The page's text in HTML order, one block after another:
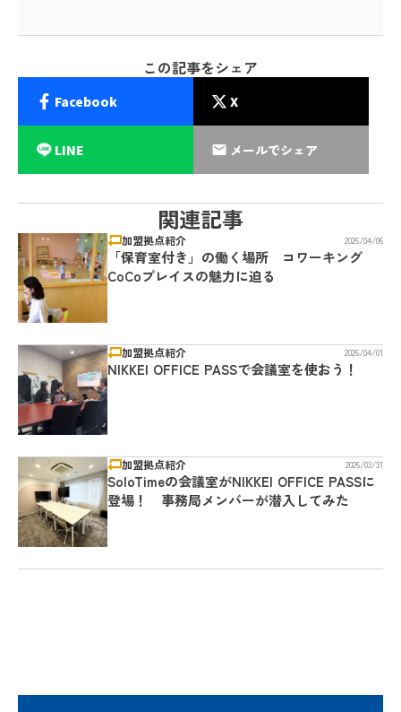
この記事をシェア
Facebook X
LINE email メールでシェア
関連記事
加盟拠点紹介 2026/04/06
「保育室付き」の働く場所 コワーキング
CoCoプレイスの魅力に迫る
加盟拠点紹介 2026/04/01
NIKKEI OFFICE PASSで会議室を使おう！
加盟拠点紹介 2026/03/31
SoloTimeの会議室がNIKKEI OFFICE PASSに
登場！ 事務局メンバーが潜入してみた